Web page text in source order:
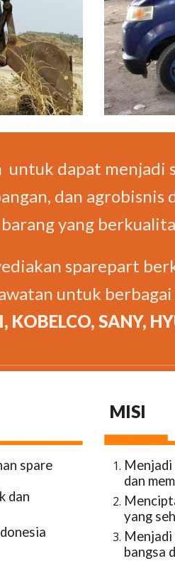
dapat menjadi
dan
barang yang
sparepart
untuk
KOBELCO, SANY,
spare
dan
MISI
Menjadi
dan
yang
Menjadi
bangsa